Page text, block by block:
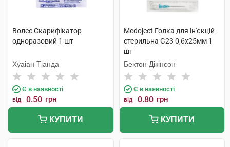
Пристрої для дренування порожнин
Рентгенівська плівка
Товари для урології
Трубки газовідвідні
Хірургічний шовний матеріал
Шприц-ручки
Волес Скарифікатор
одноразовий 1 шт
Хуаіан Тіанда
Є в наявності
від 0.50 грн
КУПИТИ
Medoject Голка для ін'єкцій
стерильна G23 0,6х25мм 1
шт
Бектон Дікінсон
Є в наявності
від 0.80 грн
КУПИТИ